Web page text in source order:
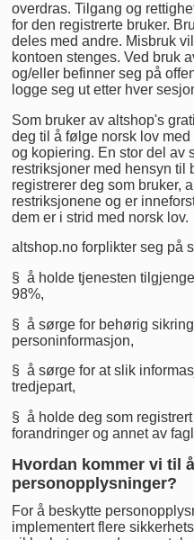
overdras. Tilgang og
for den registrerte bruker.
deles med andre. Misbruk
kontoen stenges. Ved bruk
og/eller befinner seg på
logge seg ut etter hver
Som bruker av altshop's
deg til å følge norsk lov
og kopiering. En stor del av
restriksjoner med hensyn til
registrerer deg som bruker,
restriksjonene og er
dem er i strid med norsk lov.
altshop.no forplikter seg på
§ å holde tjenesten
98%,
§ å sørge for behørig
personinformasjon,
§ å sørge for at slik
tredjepart,
§ å holde deg som
forandringer og annet av
Hvordan kommer vi til
personopplysninger?
For å beskytte
implementert flere